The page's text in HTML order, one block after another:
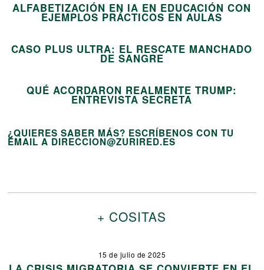
ALFABETIZACIÓN EN IA EN EDUCACIÓN CON
EJEMPLOS PRÁCTICOS EN AULAS
CASO PLUS ULTRA: EL RESCATE MANCHADO
DE SANGRE
QUÉ ACORDARON REALMENTE TRUMP:
ENTREVISTA SECRETA
¿QUIERES SABER MÁS? ESCRÍBENOS CON TU
EMAIL A DIRECCION@ZURIRED.ES
+ COSITAS
15 de julio de 2025